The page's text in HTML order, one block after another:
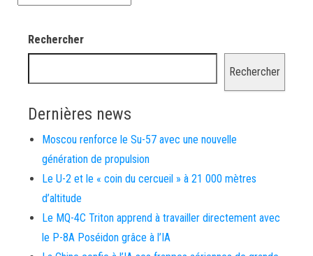
Rechercher
Rechercher
Dernières news
Moscou renforce le Su-57 avec une nouvelle
génération de propulsion
Le U-2 et le « coin du cercueil » à 21 000 mètres
d’altitude
Le MQ-4C Triton apprend à travailler directement avec
le P-8A Poséidon grâce à l’IA